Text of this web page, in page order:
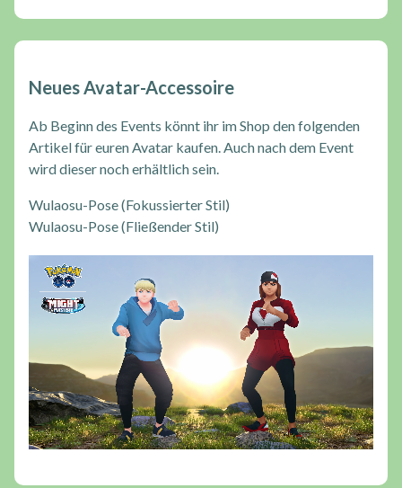
Neues Avatar-Accessoire
Ab Beginn des Events könnt ihr im Shop den folgenden
Artikel für euren Avatar kaufen. Auch nach dem Event
wird dieser noch erhältlich sein.
Wulaosu-Pose (Fokussierter Stil)
Wulaosu-Pose (Fließender Stil)